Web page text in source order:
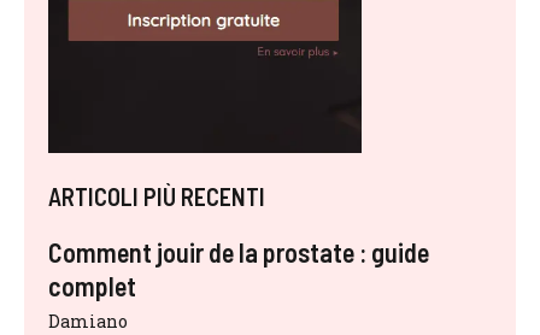
ARTICOLI PIÙ RECENTI
Comment jouir de la prostate : guide
complet
Damiano